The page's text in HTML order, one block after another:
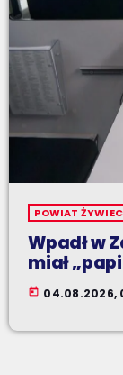
POWIAT
Wpadł w
miał
today 04.08.2026,